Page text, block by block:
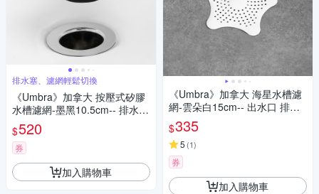
排水塞、濾網輕鬆切換
《Umbra》加拿大 按壓式矽膠
水槽濾網-墨黑10.5cm-- 排水孔
濾網 排水塞
$520
券
加入購物車
《Umbra》加拿大 海星水槽濾
網-雲朵白15cm-- 出水口 排水
孔 過濾網
$335
5 (1)
券
加入購物車